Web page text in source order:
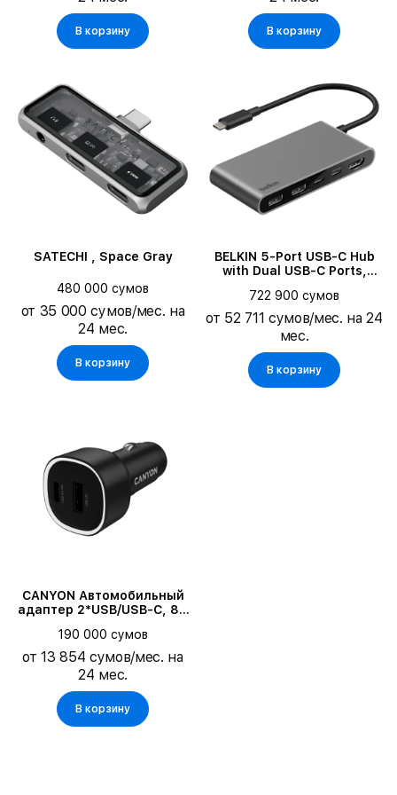
В корзину В корзину
SATECHI , Space Gray
480 000 сумов
от 35 000 сумов/мес. на
24 мес.
В корзину
BELKIN 5-Port USB-C Hub
with Dual USB-C Ports,
722 900 сумов
от 52 711 сумов/мес. на 24
мес.
В корзину
CANYON Автомобильный
адаптер 2*USB/USB-C, 85
190 000 сумов
от 13 854 сумов/мес. на
24 мес.
В корзину